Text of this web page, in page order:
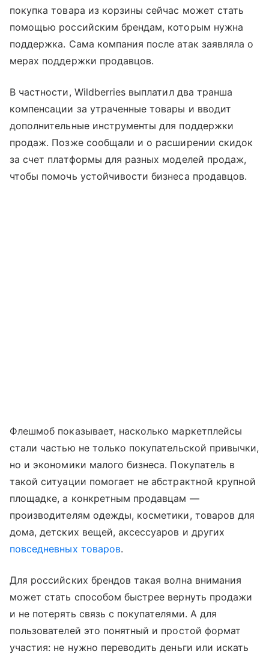
покупка товара из корзины сейчас может стать
помощью российским брендам, которым нужна
поддержка. Сама компания после атак заявляла о
мерах поддержки продавцов.
В частности, Wildberries выплатил два транша
компенсации за утраченные товары и вводит
дополнительные инструменты для поддержки
продаж. Позже сообщали и о расширении скидок
за счет платформы для разных моделей продаж,
чтобы помочь устойчивости бизнеса продавцов.
Флешмоб показывает, насколько маркетплейсы
стали частью не только покупательской привычки,
но и экономики малого бизнеса. Покупатель в
такой ситуации помогает не абстрактной крупной
площадке, а конкретным продавцам —
производителям одежды, косметики, товаров для
дома, детских вещей, аксессуаров и других
повседневных товаров.
Для российских брендов такая волна внимания
может стать способом быстрее вернуть продажи
и не потерять связь с покупателями. А для
пользователей это понятный и простой формат
участия: не нужно переводить деньги или искать